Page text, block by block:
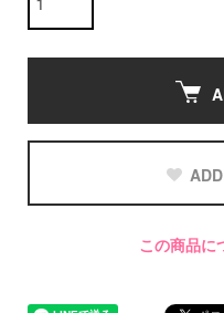
この商品に